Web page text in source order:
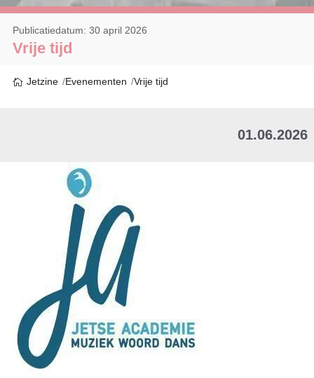
Vrije tijd
Publicatiedatum: 30 april 2026
Jetzine Evenementen Vrije tijd
01.06.2026